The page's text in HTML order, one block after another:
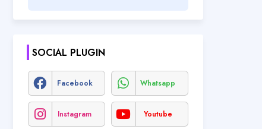
SOCIAL PLUGIN
Facebook Whatsapp
Instagram Youtube